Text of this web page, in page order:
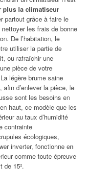
plus la climatiseur
partout grâce à faire le
les frais de bonne
De l’habitation, le
utiliser la partie de
ou rafraîchir une
pièce de votre
légère brume saine
afin d’enlever la pièce, le
sont les besoins en
haut, ce modèle que les
au taux d’humidité
contrainte
écologiques,
inverter, fonctionne en
comme toute épreuve
de 15².